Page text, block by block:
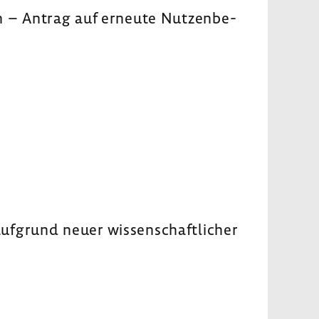
– Antrag auf erneute Nutzen­be­
neuer wissen­schaft­li­cher